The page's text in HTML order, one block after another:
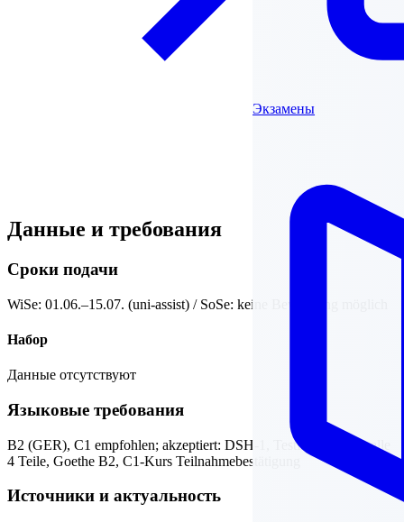
Экзамены
Данные и требования
Сроки подачи
WiSe: 01.06.–15.07. (uni-assist) / SoSe: keine Bewerbung möglich
Набор
Данные отсутствуют
Языковые требования
B2 (GER), C1 empfohlen; akzeptiert: DSH-1, TestDaF TDN 3 alle
4 Teile, Goethe B2, C1-Kurs Teilnahmebestätigung
Источники и актуальность